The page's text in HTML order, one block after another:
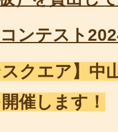
ンテスト
スクエア】中
催します！